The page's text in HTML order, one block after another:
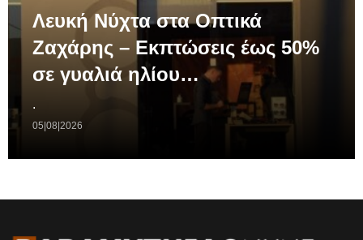
Λευκή Νύχτα στα Οπτικά
Ζαχάρης – Εκπτώσεις έως 50%
σε γυαλιά ηλίου…
.
05|08|2026